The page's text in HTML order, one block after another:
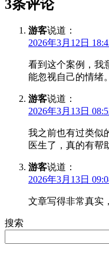
3条评论
游客说道：
2026年3月12日
看到这个案例，我
能忽视自己的情绪。
游客说道：
2026年3月13日
我之前也有过类似
医生了，真的有帮
游客说道：
2026年3月13日
文章写得非常真实
搜索